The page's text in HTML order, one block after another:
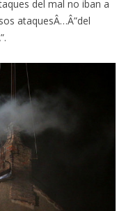
del mal no iban a
ataquesÂ…Â”del